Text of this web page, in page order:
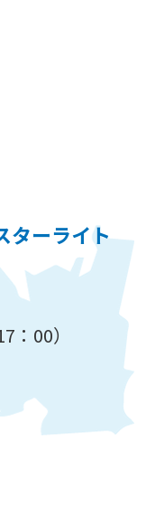
ターライト
00）